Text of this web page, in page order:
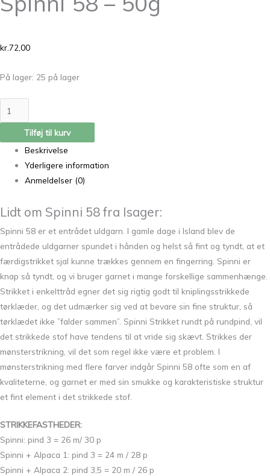
kr.72,00
På lager: 25 på lager
Tilføj til kurv
Beskrivelse
Yderligere information
Anmeldelser (0)
Lidt om Spinni 58 fra Isager:
Spinni 58 er et entrådet uldgarn. I gamle dage i Island blev de
entrådede uldgarner spundet i hånden og helst så fint og tyndt, at et
færdigstrikket sjal kunne trækkes gennem en fingerring. Spinni er
knap så tyndt, og vi bruger garnet i mange forskellige sammenhænge.
Strikket i enkelttråd egner det sig rigtig godt til kniplingsstrikkede
tørklæder, og det udmærker sig ved at bevare sin fine struktur, så
tørklædet ikke ”falder sammen”. Spinni Strikket rundt på rundpind, vil
det strikkede stof have tendens til at vride sig skævt. Strikkes der
mønsterstrikning, vil det som regel ikke være et problem. I
mønsterstrikning med flere farver indgår Spinni 58 ofte som en af
kvaliteterne, og garnet er med sin smukke og karakteristiske struktur
et fint element i det strikkede stof.
STRIKKEFASTHEDER:
Spinni: pind 3 = 26 m/ 30 p
Spinni + Alpaca 1: pind 3 = 24 m / 28 p
Spinni + Alpaca 2: pind 3,5 = 20 m / 26 p